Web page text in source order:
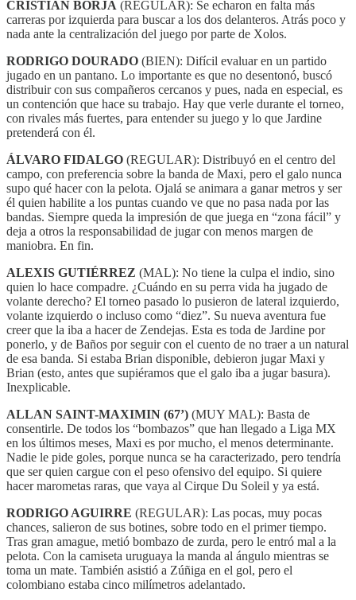
CRISTIAN BORJA (REGULAR): Se echaron en falta más
carreras por izquierda para buscar a los dos delanteros. Atrás poco y
nada ante la centralización del juego por parte de Xolos.
RODRIGO DOURADO (BIEN): Difícil evaluar en un partido
jugado en un pantano. Lo importante es que no desentonó, buscó
distribuir con sus compañeros cercanos y pues, nada en especial, es
un contención que hace su trabajo. Hay que verle durante el torneo,
con rivales más fuertes, para entender su juego y lo que Jardine
pretenderá con él.
ÁLVARO FIDALGO (REGULAR): Distribuyó en el centro del
campo, con preferencia sobre la banda de Maxi, pero el galo nunca
supo qué hacer con la pelota. Ojalá se animara a ganar metros y ser
él quien habilite a los puntas cuando ve que no pasa nada por las
bandas. Siempre queda la impresión de que juega en “zona fácil” y
deja a otros la responsabilidad de jugar con menos margen de
maniobra. En fin.
ALEXIS GUTIÉRREZ (MAL): No tiene la culpa el indio, sino
quien lo hace compadre. ¿Cuándo en su perra vida ha jugado de
volante derecho? El torneo pasado lo pusieron de lateral izquierdo,
volante izquierdo o incluso como “diez”. Su nueva aventura fue
creer que la iba a hacer de Zendejas. Esta es toda de Jardine por
ponerlo, y de Baños por seguir con el cuento de no traer a un natural
de esa banda. Si estaba Brian disponible, debieron jugar Maxi y
Brian (esto, antes que supiéramos que el galo iba a jugar basura).
Inexplicable.
ALLAN SAINT-MAXIMIN (67’) (MUY MAL): Basta de
consentirle. De todos los “bombazos” que han llegado a Liga MX
en los últimos meses, Maxi es por mucho, el menos determinante.
Nadie le pide goles, porque nunca se ha caracterizado, pero tendría
que ser quien cargue con el peso ofensivo del equipo. Si quiere
hacer marometas raras, que vaya al Cirque Du Soleil y ya está.
RODRIGO AGUIRRE (REGULAR): Las pocas, muy pocas
chances, salieron de sus botines, sobre todo en el primer tiempo.
Tras gran amague, metió bombazo de zurda, pero le entró mal a la
pelota. Con la camiseta uruguaya la manda al ángulo mientras se
toma un mate. También asistió a Zúñiga en el gol, pero el
colombiano estaba cinco milímetros adelantado.